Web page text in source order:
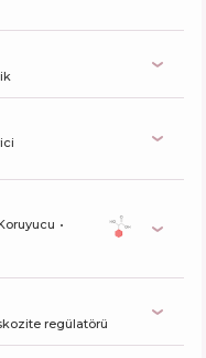
regülatörü